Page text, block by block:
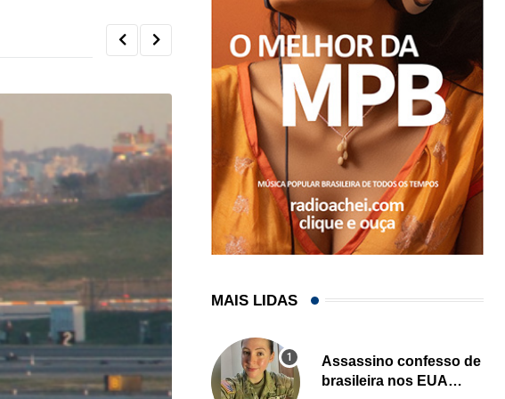
MAIS LIDAS
Assassino confesso de
brasileira nos EUA